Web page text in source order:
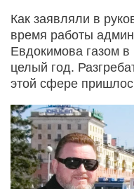
Как заявляли в
время работы
Евдокимова газом в
целый год.
этой сфере